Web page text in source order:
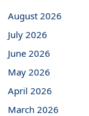
August 2026
July 2026
June 2026
May 2026
April 2026
March 2026